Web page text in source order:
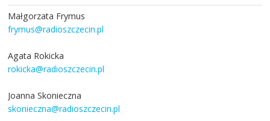
Małgorzata Frymus
frymus@radioszczecin.pl
Agata Rokicka
rokicka@radioszczecin.pl
Joanna Skonieczna
skonieczna@radioszczecin.pl